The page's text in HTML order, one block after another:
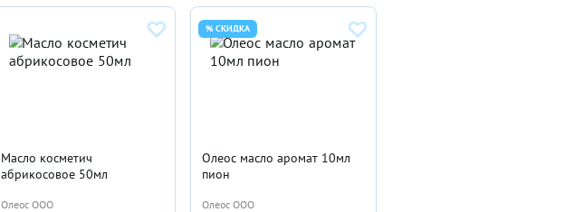
Масло косметич
абрикосовое 50мл
Олеос ООО
% СКИДКА
Олеос масло аромат 10мл
пион
Олеос ООО